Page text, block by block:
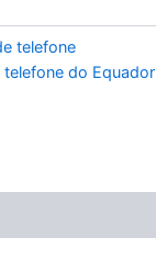
telefone
do Equador